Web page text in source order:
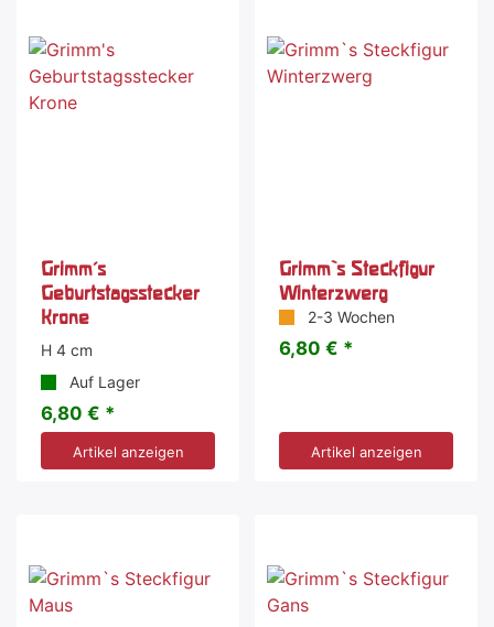
Grimm's
Geburtstagsstecker
Krone
H 4 cm
Auf Lager
6,80 € *
Artikel anzeigen
Grimm`s Steckfigur
Winterzwerg
2-3 Wochen
6,80 € *
Artikel anzeigen